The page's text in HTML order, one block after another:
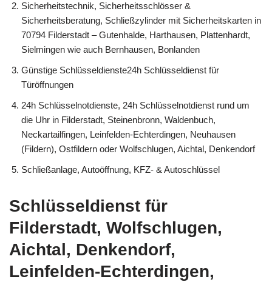
Sicherheitstechnik, Sicherheitsschlösser &
Sicherheitsberatung, Schließzylinder mit Sicherheitskarten in
70794 Filderstadt – Gutenhalde, Harthausen, Plattenhardt,
Sielmingen wie auch Bernhausen, Bonlanden
Günstige Schlüsseldienste24h Schlüsseldienst für
Türöffnungen
24h Schlüsselnotdienste, 24h Schlüsselnotdienst rund um
die Uhr in Filderstadt, Steinenbronn, Waldenbuch,
Neckartailfingen, Leinfelden-Echterdingen, Neuhausen
(Fildern), Ostfildern oder Wolfschlugen, Aichtal, Denkendorf
Schließanlage, Autoöffnung, KFZ- & Autoschlüssel
Schlüsseldienst für
Filderstadt, Wolfschlugen,
Aichtal, Denkendorf,
Leinfelden-Echterdingen,